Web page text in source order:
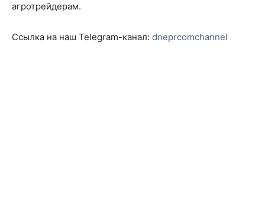
агротрейдерам.
Ссылка на наш Telegram-канал: dneprcomchannel